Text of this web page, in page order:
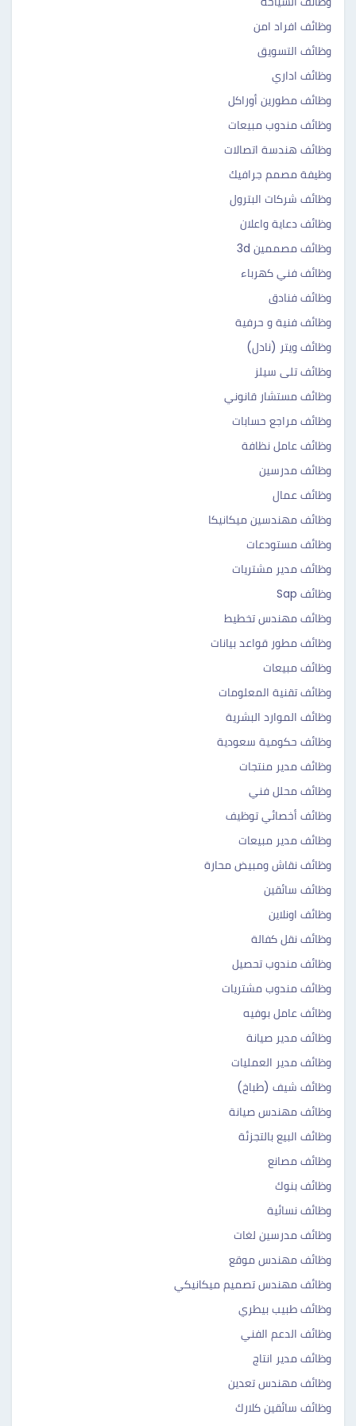
وظائف افراد امن
وظائف التسويق
وظائف اداري
وظائف مطورين أوراكل
وظائف مندوب مبيعات
وظائف هندسة اتصالات
وظيفة مصمم جرافيك
وظائف شركات البترول
وظائف دعاية واعلان
وظائف مصممين 3d
وظائف فني كهرباء
وظائف فنادق
وظائف فنية و حرفية
وظائف ويتر (نادل)
وظائف تلى سيلز
وظائف مستشار قانوني
وظائف مراجع حسابات
وظائف عامل نظافة
وظائف مدرسين
وظائف عمال
وظائف مهندسين ميكانيكا
وظائف مستودعات
وظائف مدير مشتريات
وظائف Sap
وظائف مهندس تخطيط
وظائف مطور قواعد بيانات
وظائف مبيعات
وظائف تقنية المعلومات
وظائف الموارد البشرية
وظائف حكومية سعودية
وظائف مدير منتجات
وظائف محلل فني
وظائف أخصائي توظيف
وظائف مدير مبيعات
وظائف نقاش ومبيض محارة
وظائف سائقين
وظائف اونلاين
وظائف نقل كفالة
وظائف مندوب تحصيل
وظائف مندوب مشتريات
وظائف عامل بوفيه
وظائف مدير صيانة
وظائف مدير العمليات
وظائف شيف (طباخ)
وظائف مهندس صيانة
وظائف البيع بالتجزئة
وظائف مصانع
وظائف بنوك
وظائف نسائية
وظائف مدرسين لغات
وظائف مهندس موقع
وظائف مهندس تصميم ميكانيكي
وظائف طبيب بيطري
وظائف الدعم الفني
وظائف مدير انتاج
وظائف مهندس تعدين
وظائف سائقين كلارك